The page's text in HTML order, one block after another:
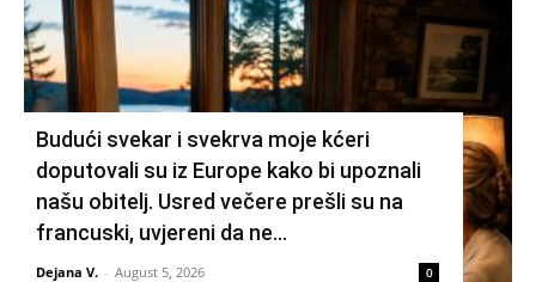
Budući svekar i svekrva moje kćeri
doputovali su iz Europe kako bi upoznali
našu obitelj. Usred večere prešli su na
francuski, uvjereni da ne...
Dejana V. - August 5, 2026 0